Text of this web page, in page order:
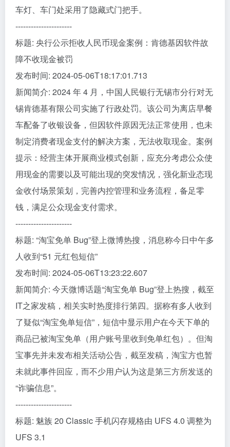
车灯、车门处采用了隐藏式门把手。
----------------------
标题: 央行公示拒收人民币现金案例：肯德基因软件故
障不收现金被罚
发布时间: 2024-05-06T18:17:01.713
新闻简介: 2024 年 4 月，中国人民银行无锡市分行对无
锡肯德基有限公司实施了行政处罚。该公司为离店早餐
车配备了收银设备，但因软件原因无法正常使用，也未
制定消费者现金支付的解决方案，无法收取现金。案例
提示：经营主体开展商业模式创新，应充分考虑公众使
用现金的需要以及可能出现的突发情况，强化新业态现
金收付场景策划，完善内控管理和业务流程，备足零
钱，满足公众现金支付需求。
----------------------
标题: “淘宝免单 Bug”登上微博热搜，消息称今日中午多
人收到“51 元红包短信”
发布时间: 2024-05-06T13:23:22.607
新闻简介: 今天微博话题“淘宝免单 Bug”登上热搜，截至
IT之家发稿，相关实时热度排行第四。据称有多人收到
了疑似“淘宝免单短信”，短信中显示用户在今天下单的
商品已被淘宝免单（用户账号里收到免单红包）。但淘
宝事先并未发布相关活动公告，截至发稿，淘宝方也暂
未就此事件回应，而不少用户认为这是第三方所发送的
“诈骗信息”。
----------------------
标题: 魅族 20 Classic 手机闪存规格由 UFS 4.0 调整为
UFS 3.1